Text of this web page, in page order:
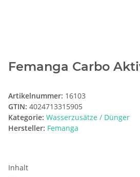
Femanga Carbo
Artikelnummer: 16103
GTIN: 4024713315905
Kategorie: Wasserzusätze / Dünger
Hersteller: Femanga
Inhalt